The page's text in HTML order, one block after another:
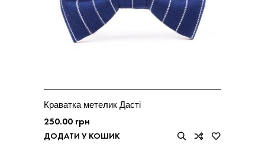
Краватка метелик Дасті
250.00 грн
ДОДАТИ У КОШИК